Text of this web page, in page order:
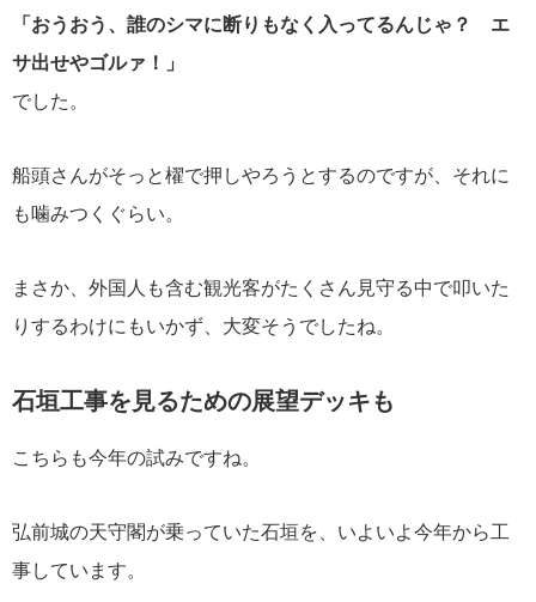
「おうおう、誰のシマに断りもなく入ってるんじゃ？ エ
サ出せやゴルァ！」
でした。
船頭さんがそっと櫂で押しやろうとするのですが、それに
も噛みつくぐらい。
まさか、外国人も含む観光客がたくさん見守る中で叩いた
りするわけにもいかず、大変そうでしたね。
石垣工事を見るための展望デッキも
こちらも今年の試みですね。
弘前城の天守閣が乗っていた石垣を、いよいよ今年から工
事しています。